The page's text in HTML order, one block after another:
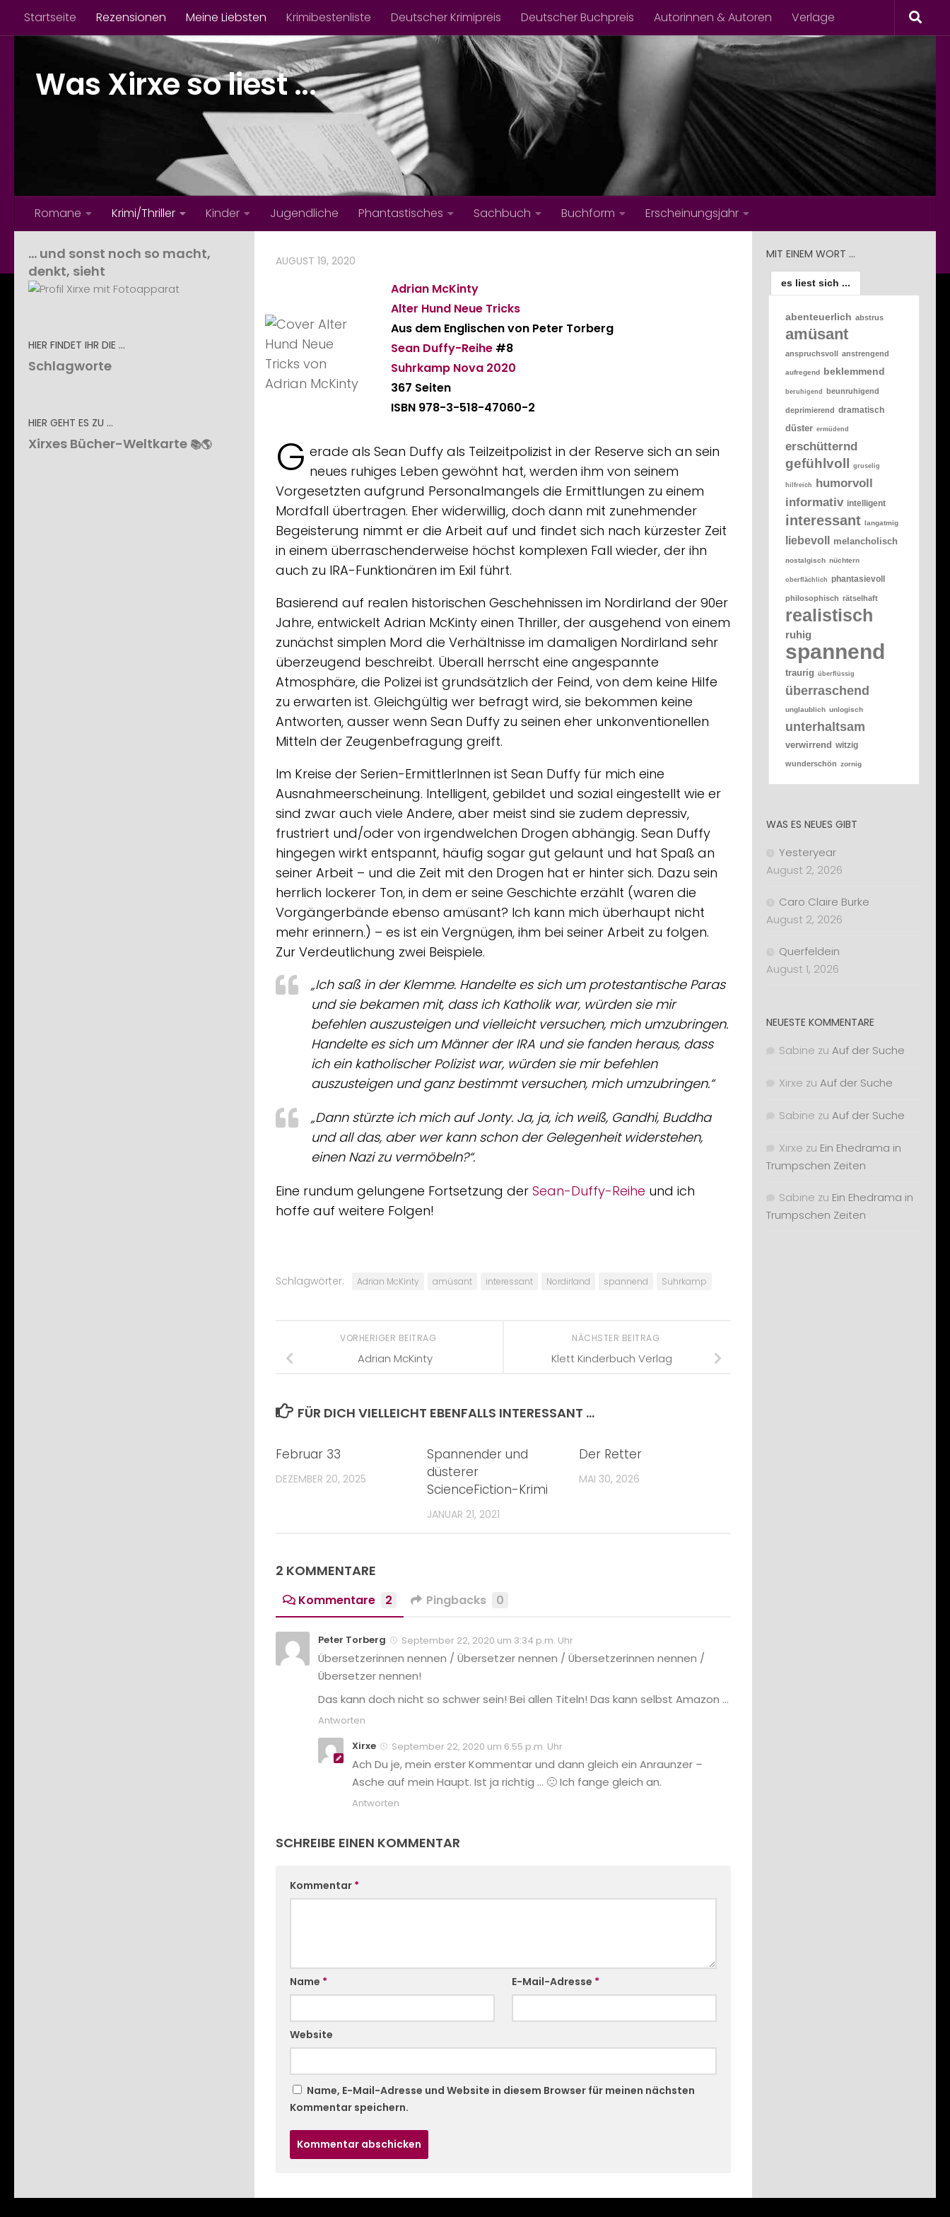
Zum Inhalt springen
Startseite Rezensionen Meine Liebsten Krimibestenliste Deutscher Krimipreis Deutscher Buchpreis Autorinnen & Autoren Verlage
Was Xirxe so liest ...
Romane Krimi/Thriller Kinder Jugendliche Phantastisches Sachbuch Buchform Erscheinungsjahr
AUGUST 19, 2020
Adrian McKinty
Alter Hund Neue Tricks
Aus dem Englischen von Peter Torberg
Sean Duffy-Reihe #8
Suhrkamp Nova 2020
367 Seiten
ISBN 978-3-518-47060-2
G erade als Sean Duffy als Teilzeitpolizist in der Reserve sich an sein
neues ruhiges Leben gewöhnt hat, werden ihm von seinem
Vorgesetzten aufgrund Personalmangels die Ermittlungen zu einem
Mordfall übertragen. Eher widerwillig, doch dann mit zunehmender
Begeisterung nimmt er die Arbeit auf und findet sich nach kürzester Zeit
in einem überraschenderweise höchst komplexen Fall wieder, der ihn
auch zu IRA-Funktionären im Exil führt.
Basierend auf realen historischen Geschehnissen im Nordirland der 90er
Jahre, entwickelt Adrian McKinty einen Thriller, der ausgehend von einem
zunächst simplen Mord die Verhältnisse im damaligen Nordirland sehr
überzeugend beschreibt. Überall herrscht eine angespannte
Atmosphäre, die Polizei ist grundsätzlich der Feind, von dem keine Hilfe
zu erwarten ist. Gleichgültig wer befragt wird, sie bekommen keine
Antworten, ausser wenn Sean Duffy zu seinen eher unkonventionellen
Mitteln der Zeugenbefragung greift.
Im Kreise der Serien-ErmittlerInnen ist Sean Duffy für mich eine
Ausnahmeerscheinung. Intelligent, gebildet und sozial eingestellt wie er
sind zwar auch viele Andere, aber meist sind sie zudem depressiv,
frustriert und/oder von irgendwelchen Drogen abhängig. Sean Duffy
hingegen wirkt entspannt, häufig sogar gut gelaunt und hat Spaß an
seiner Arbeit – und die Zeit mit den Drogen hat er hinter sich. Dazu sein
herrlich lockerer Ton, in dem er seine Geschichte erzählt (waren die
Vorgängerbände ebenso amüsant? Ich kann mich überhaupt nicht
mehr erinnern.) – es ist ein Vergnügen, ihm bei seiner Arbeit zu folgen.
Zur Verdeutlichung zwei Beispiele.
„Ich saß in der Klemme. Handelte es sich um protestantische Paras
und sie bekamen mit, dass ich Katholik war, würden sie mir
befehlen auszusteigen und vielleicht versuchen, mich umzubringen.
Handelte es sich um Männer der IRA und sie fanden heraus, dass
ich ein katholischer Polizist war, würden sie mir befehlen
auszusteigen und ganz bestimmt versuchen, mich umzubringen.“
„Dann stürzte ich mich auf Jonty. Ja, ja, ich weiß, Gandhi, Buddha
und all das, aber wer kann schon der Gelegenheit widerstehen,
einen Nazi zu vermöbeln?“.
Eine rundum gelungene Fortsetzung der Sean-Duffy-Reihe und ich
hoffe auf weitere Folgen!
Schlagwörter: Adrian McKinty amüsant interessant Nordirland spannend Suhrkamp
NÄCHSTER BEITRAG
Klett Kinderbuch Verlag
VORHERIGER BEITRAG
Adrian McKinty
FÜR DICH VIELLEICHT EBENFALLS INTERESSANT …
Februar 33
DEZEMBER 20, 2025
Spannender und
düsterer
ScienceFiction-Krimi
JANUAR 21, 2021
Der Retter
MAI 30, 2026
2 KOMMENTARE
Kommentare 2 Pingbacks 0
Peter Torberg September 22, 2020 um 3:34 p.m. Uhr
Übersetzerinnen nennen / Übersetzer nennen / Übersetzerinnen nennen /
Übersetzer nennen!
Das kann doch nicht so schwer sein! Bei allen Titeln! Das kann selbst Amazon …
Antworten
Xirxe
September 22, 2020 um 6:55 p.m. Uhr
Ach Du je, mein erster Kommentar und dann gleich ein Anraunzer –
Asche auf mein Haupt. Ist ja richtig … 🙁 Ich fange gleich an.
Antworten
SCHREIBE EINEN KOMMENTAR
Kommentar *
Name * E-Mail-Adresse *
Website
Name, E-Mail-Adresse und Website in diesem Browser für meinen nächsten
Kommentar speichern.
… und sonst noch so macht,
denkt, sieht
HIER FINDET IHR DIE …
Schlagworte
HIER GEHT ES ZU …
Xirxes Bücher-Weltkarte 📚🌎
MIT EINEM WORT …
es liest sich ...
abenteuerlich abstrus
amüsant
anspruchsvoll anstrengend
aufregend beklemmend
beruhigend beunruhigend
deprimierend dramatisch
düster ermüdend
erschütternd
gefühlvoll gruselig
hilfreich
humorvoll
informativ intelligent
interessant langatmig
liebevoll melancholisch
nostalgisch nüchtern
oberflächlich phantasievoll
philosophisch rätselhaft
realistisch
ruhig
spannend
traurig überflüssig
überraschend
unglaublich unlogisch
unterhaltsam
verwirrend witzig
wunderschön zornig
WAS ES NEUES GIBT
Yesteryear
August 2, 2026
Caro Claire Burke
August 2, 2026
Querfeldein
August 1, 2026
NEUESTE KOMMENTARE
Sabine zu Auf der Suche
Xirxe zu Auf der Suche
Sabine zu Auf der Suche
Xirxe zu Ein Ehedrama in
Trumpschen Zeiten
Sabine zu Ein Ehedrama in
Trumpschen Zeiten